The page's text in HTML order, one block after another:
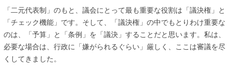
「二元代表制」のもと、議会にとって最も重要な役割は「議決権」と
「チェック機能」です。そして、「議決権」の中でもとりわけ重要な
のは、「予算」と「条例」を「議決」することだと思います。私は、
必要な場合は、行政に「嫌がられるぐらい」厳しく、ここは審議を尽
くしてきました。